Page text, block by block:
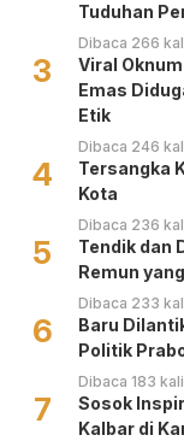
Tuduhan
Dibaca 266
3
Viral
Emas
Etik
Dibaca 246
4
Tersangka
Kota
Dibaca 236
5
Tendik dan
Remun
Dibaca 233
6
Baru
Politik
Dibaca 183
7
‎Sosok
Kalbar di